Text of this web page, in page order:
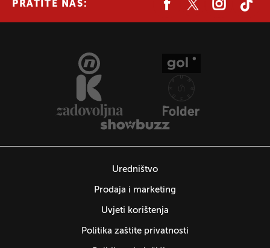
PRATITE NAS:
Uredništvo
Prodaja i marketing
Uvjeti korištenja
Politika zaštite privatnosti